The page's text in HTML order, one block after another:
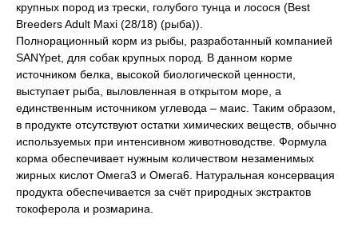
крупных пород из трески, голубого тунца и лосося (Best
Breeders Adult Maxi (28/18) (рыба)).
Полнорационный корм из рыбы, разработанный компанией
SANYpet, для собак крупных пород. В данном корме
источником белка, высокой биологической ценности,
выступает рыба, выловленная в открытом море, а
единственным источником углевода – маис. Таким образом,
в продукте отсутствуют остатки химических веществ, обычно
используемых при интенсивном животноводстве. Формула
корма обеспечивает нужным количеством незаменимых
жирных кислот Омега3 и Омега6. Натуральная консервация
продукта обеспечивается за счёт природных экстрактов
токоферола и розмарина.